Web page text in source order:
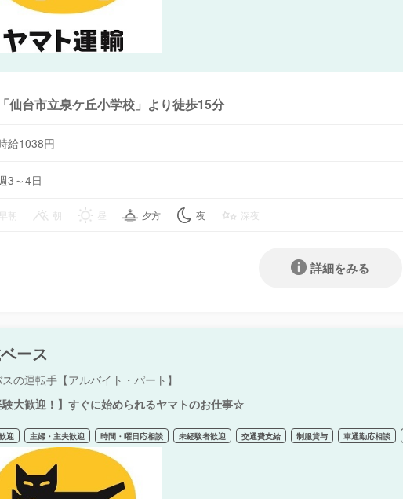
仙台市立泉ケ丘小学校」より徒歩15分
給1038円
3～4日
朝 朝 昼 夕方 夜 深夜
詳細をみる
ース
の運転手【アルバイト・パート】
大歓迎！】すぐに始められるヤマトのお仕事☆
迎 主婦・主夫歓迎 時間・曜日応相談 未経験者歓迎 交通費支給 制服貸与 車通勤応相談